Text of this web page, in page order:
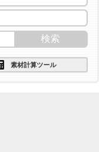
素材計算ツール